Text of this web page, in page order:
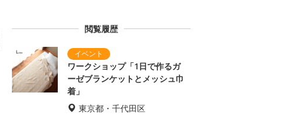
閲覧履歴
ワークショップ「1日で作るガ
ーゼブランケットとメッシュ巾
着」
東京都・千代田区